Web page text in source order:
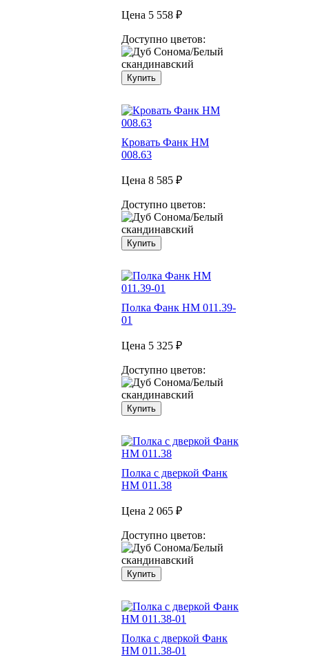
Цена 5 558 ₽
Доступно цветов:
Купить
Кровать Фанк НМ
008.63
Цена 8 585 ₽
Доступно цветов:
Купить
Полка Фанк НМ 011.39-
01
Цена 5 325 ₽
Доступно цветов:
Купить
Полка с дверкой Фанк
НМ 011.38
Цена 2 065 ₽
Доступно цветов:
Купить
Полка с дверкой Фанк
НМ 011.38-01